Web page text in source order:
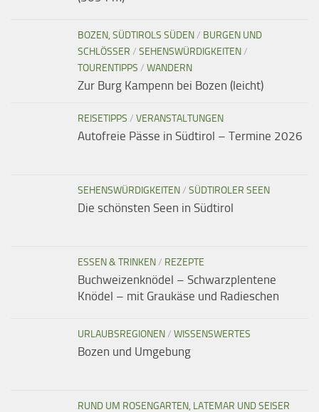
BOZEN, SÜDTIROLS SÜDEN/ BURGEN UND
SCHLÖSSER / SEHENSWÜRDIGKEITEN/
TOURENTIPPS / WANDERN
Zur Burg Kampenn bei Bozen (leicht)
REISETIPPS / VERANSTALTUNGEN
Autofreie Pässe in Südtirol – Termine 2026
SEHENSWÜRDIGKEITEN/ SÜDTIROLER SEEN
Die schönsten Seen in Südtirol
ESSEN & TRINKEN/ REZEPTE
Buchweizenknödel – Schwarzplentene
Knödel – mit Graukäse und Radieschen
URLAUBSREGIONEN/ WISSENSWERTES
Bozen und Umgebung
RUND UM ROSENGARTEN, LATEMAR UND SEISER